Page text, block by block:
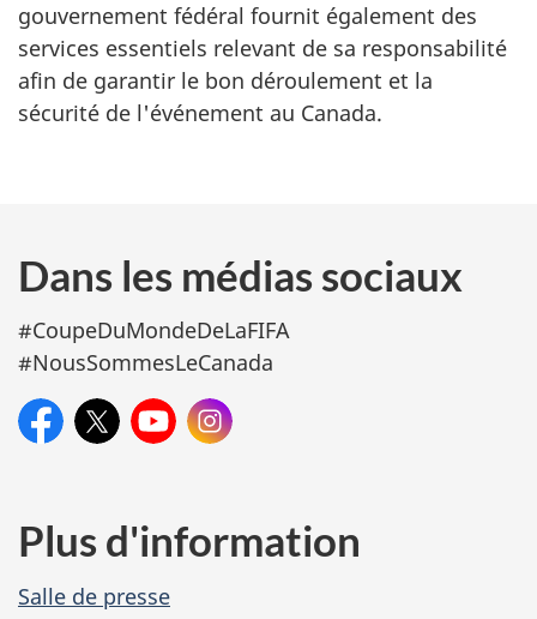
gouvernement fédéral fournit également des
services essentiels relevant de sa responsabilité
afin de garantir le bon déroulement et la
sécurité de l'événement au Canada.
Dans les médias sociaux
#CoupeDuMondeDeLaFIFA
#NousSommesLeCanada
Facebook:
Sport
Canada
X: @SportCanada_FR
YouTube:
Sport
Canada
Instagram:
Plus d'information
Salle de presse